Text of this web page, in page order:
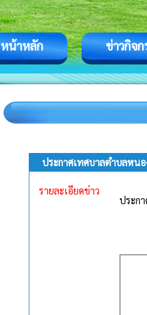
หน้าหลัก ข่าวกิจก
ประกาศเทศบาลตำบลหน
รายละเอียดข่าว
ประก